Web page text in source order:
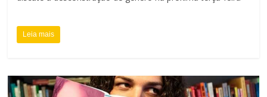
o
a
Leia mais